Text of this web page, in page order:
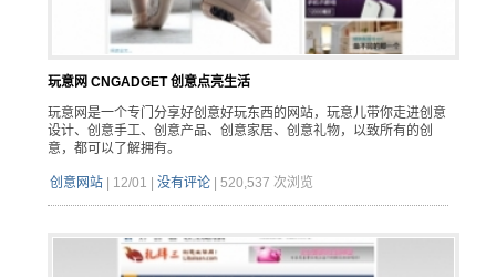
玩意网 CNGADGET 创意点亮生活
玩意网是一个专门分享好创意好玩东西的网站，玩意儿带你走进创意
设计、创意手工、创意产品、创意家居、创意礼物，以致所有的创
意，都可以了解拥有。
创意网站| 12/01 没有评论| 520,537 次浏览